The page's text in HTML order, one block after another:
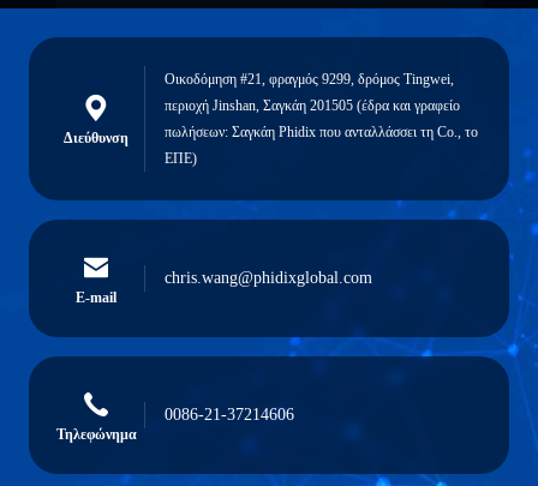
Διεύθυνση
Οικοδόμηση #21, φραγμός 9299, δρόμος Tingwei,
περιοχή Jinshan, Σαγκάη 201505 (έδρα και γραφείο
πωλήσεων: Σαγκάη Phidix που ανταλλάσσει τη Co., το
ΕΠΕ)
E-mail
chris.wang@phidixglobal.com
Τηλεφώνημα
0086-21-37214606